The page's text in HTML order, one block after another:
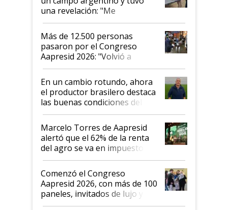
una revelación: "Me
impresionó mucho"
Más de 12.500 personas
pasaron por el Congreso
Aapresid 2026: "Volvió a
demostrar que hablar del
suelo es hablar de todo el
sistema productivo"
En un cambio rotundo, ahora
el productor brasilero destaca
las buenas condiciones del
agro argentino para invertir:
"Los veo más motivados"
Marcelo Torres de Aapresid
alertó que el 62% de la renta
del agro se va en impuestos:
"No es bueno que en
Argentina se sigan discutiendo
las mismas cosas de hace 50
años"
Comenzó el Congreso
Aapresid 2026, con más de 100
paneles, invitados de lujo y
todas las tendencias